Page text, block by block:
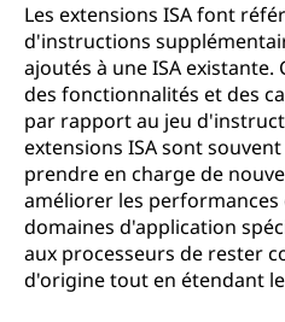
Les extensions ISA font
d'instructions
ajoutés à une ISA
des fonctionnalités et des
par rapport au jeu
extensions ISA sont
prendre en charge de
améliorer les
domaines d'application
aux processeurs de rester
d'origine tout en étendant